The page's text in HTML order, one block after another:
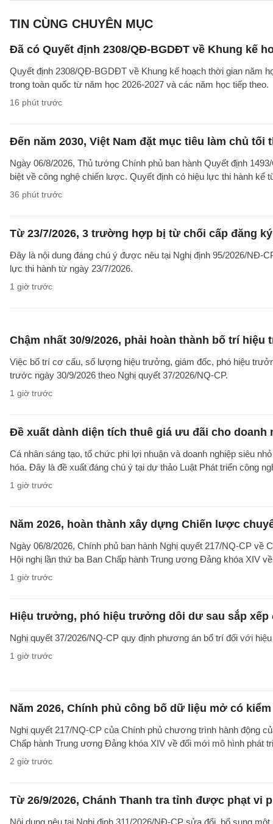
TIN CÙNG CHUYÊN MỤC
Đã có Quyết định 2308/QĐ-BGDĐT về Khung kế
Quyết định 2308/QĐ-BGDĐT về Khung kế hoạch thời gian năm
trong toàn quốc từ năm học 2026-2027 và các năm học tiếp theo.
16 phút trước
Đến năm 2030, Việt Nam đặt mục tiêu làm chủ
Ngày 06/8/2026, Thủ tướng Chính phủ ban hành Quyết định
biệt về công nghệ chiến lược. Quyết định có hiệu lực thi hành kể
36 phút trước
Từ 23/7/2026, 3 trường hợp bị từ chối cấp đăng
Đây là nội dung đáng chú ý được nêu tại Nghị định 95/2026/NĐ-
lực thi hành từ ngày 23/7/2026.
1 giờ trước
Chậm nhất 30/9/2026, phải hoàn thành bố trí
Việc bố trí cơ cấu, số lượng hiệu trưởng, giám đốc, phó hiệu
trước ngày 30/9/2026 theo Nghị quyết 37/2026/NQ-CP.
1 giờ trước
Đề xuất dành diện tích thuê giá ưu đãi cho doanh
Cá nhân sáng tạo, tổ chức phi lợi nhuận và doanh nghiệp siêu
hóa. Đây là đề xuất đáng chú ý tại dự thảo Luật Phát triển công
1 giờ trước
Năm 2026, hoàn thành xây dựng Chiến lược
Ngày 06/8/2026, Chính phủ ban hành Nghị quyết 217/NQ-CP
Hội nghị lần thứ ba Ban Chấp hành Trung ương Đảng khóa XIV
1 giờ trước
Hiệu trưởng, phó hiệu trưởng dôi dư sau sắp
Nghị quyết 37/2026/NQ-CP quy định phương án bố trí đối với
1 giờ trước
Năm 2026, Chính phủ công bố dữ liệu mở có
Nghị quyết 217/NQ-CP của Chính phủ chương trình hành động
Chấp hành Trung ương Đảng khóa XIV về đổi mới mô hình phát
2 giờ trước
Từ 26/9/2026, Chánh Thanh tra tỉnh được phạt vi
Nội dung nêu tại Nghị định 311/2026/NĐ-CP sửa đổi, bổ sung